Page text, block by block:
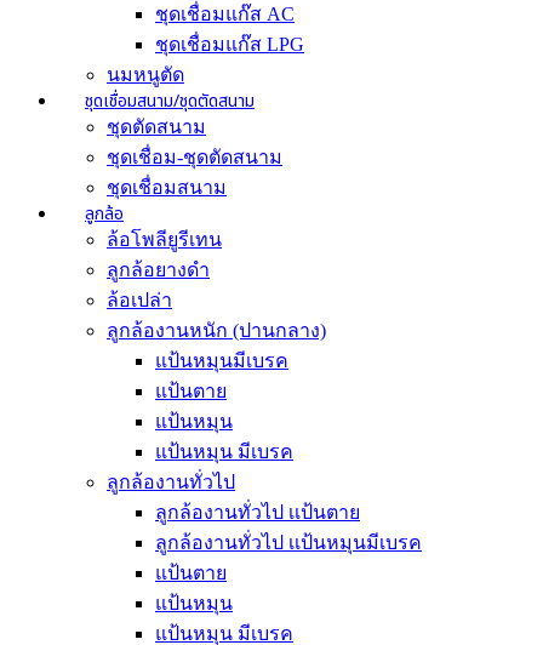
ชุดเชื่อมแก๊ส AC
ชุดเชื่อมแก๊ส LPG
นมหนูตัด
ชุดเชื่อมสนาม/ชุดตัดสนาม
ชุดตัดสนาม
ชุดเชื่อม-ชุดตัดสนาม
ชุดเชื่อมสนาม
ลูกล้อ
ล้อโพลียูรีเทน
ลูกล้อยางดำ
ล้อเปล่า
ลูกล้องานหนัก (ปานกลาง)
แป้นหมุนมีเบรค
แป้นตาย
แป้นหมุน
แป้นหมุน มีเบรค
ลูกล้องานทั่วไป
ลูกล้องานทั่วไป เเป้นตาย
ลูกล้องานทั่วไป เเป้นหมุนมีเบรค
แป้นตาย
แป้นหมุน
แป้นหมุน มีเบรค